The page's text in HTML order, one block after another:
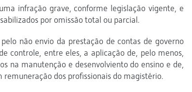
infração grave, conforme legislação vigente, e
por omissão total ou parcial.
não envio da prestação de contas de governo
controle, entre eles, a aplicação de, pelo menos,
na manutenção e desenvolviento do ensino e de,
dos profissionais do magistério.